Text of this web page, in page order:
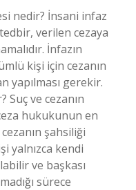
nedir? İnsani infaz
verilen cezaya
İnfazın
kişi için cezanın
yapılması gerekir.
Suç ve cezanın
hukukunun en
şahsiliği
yalnızca kendi
ve başkası
sürece